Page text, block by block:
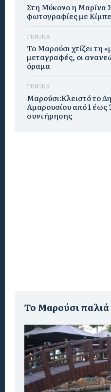
Στη Μύκονο η Μαρίνα
φωτογραφίες με
ΓΕΝΙΚΑ
Το Μαρούσι χτίζει τη
μεταγραφές, οι
όραμα
ΓΕΝΙΚΑ
Μαρούσι:Κλειστό το
Αμαρουσίου από 1 έως
συντήρησης
To Μαρούσι παλιά